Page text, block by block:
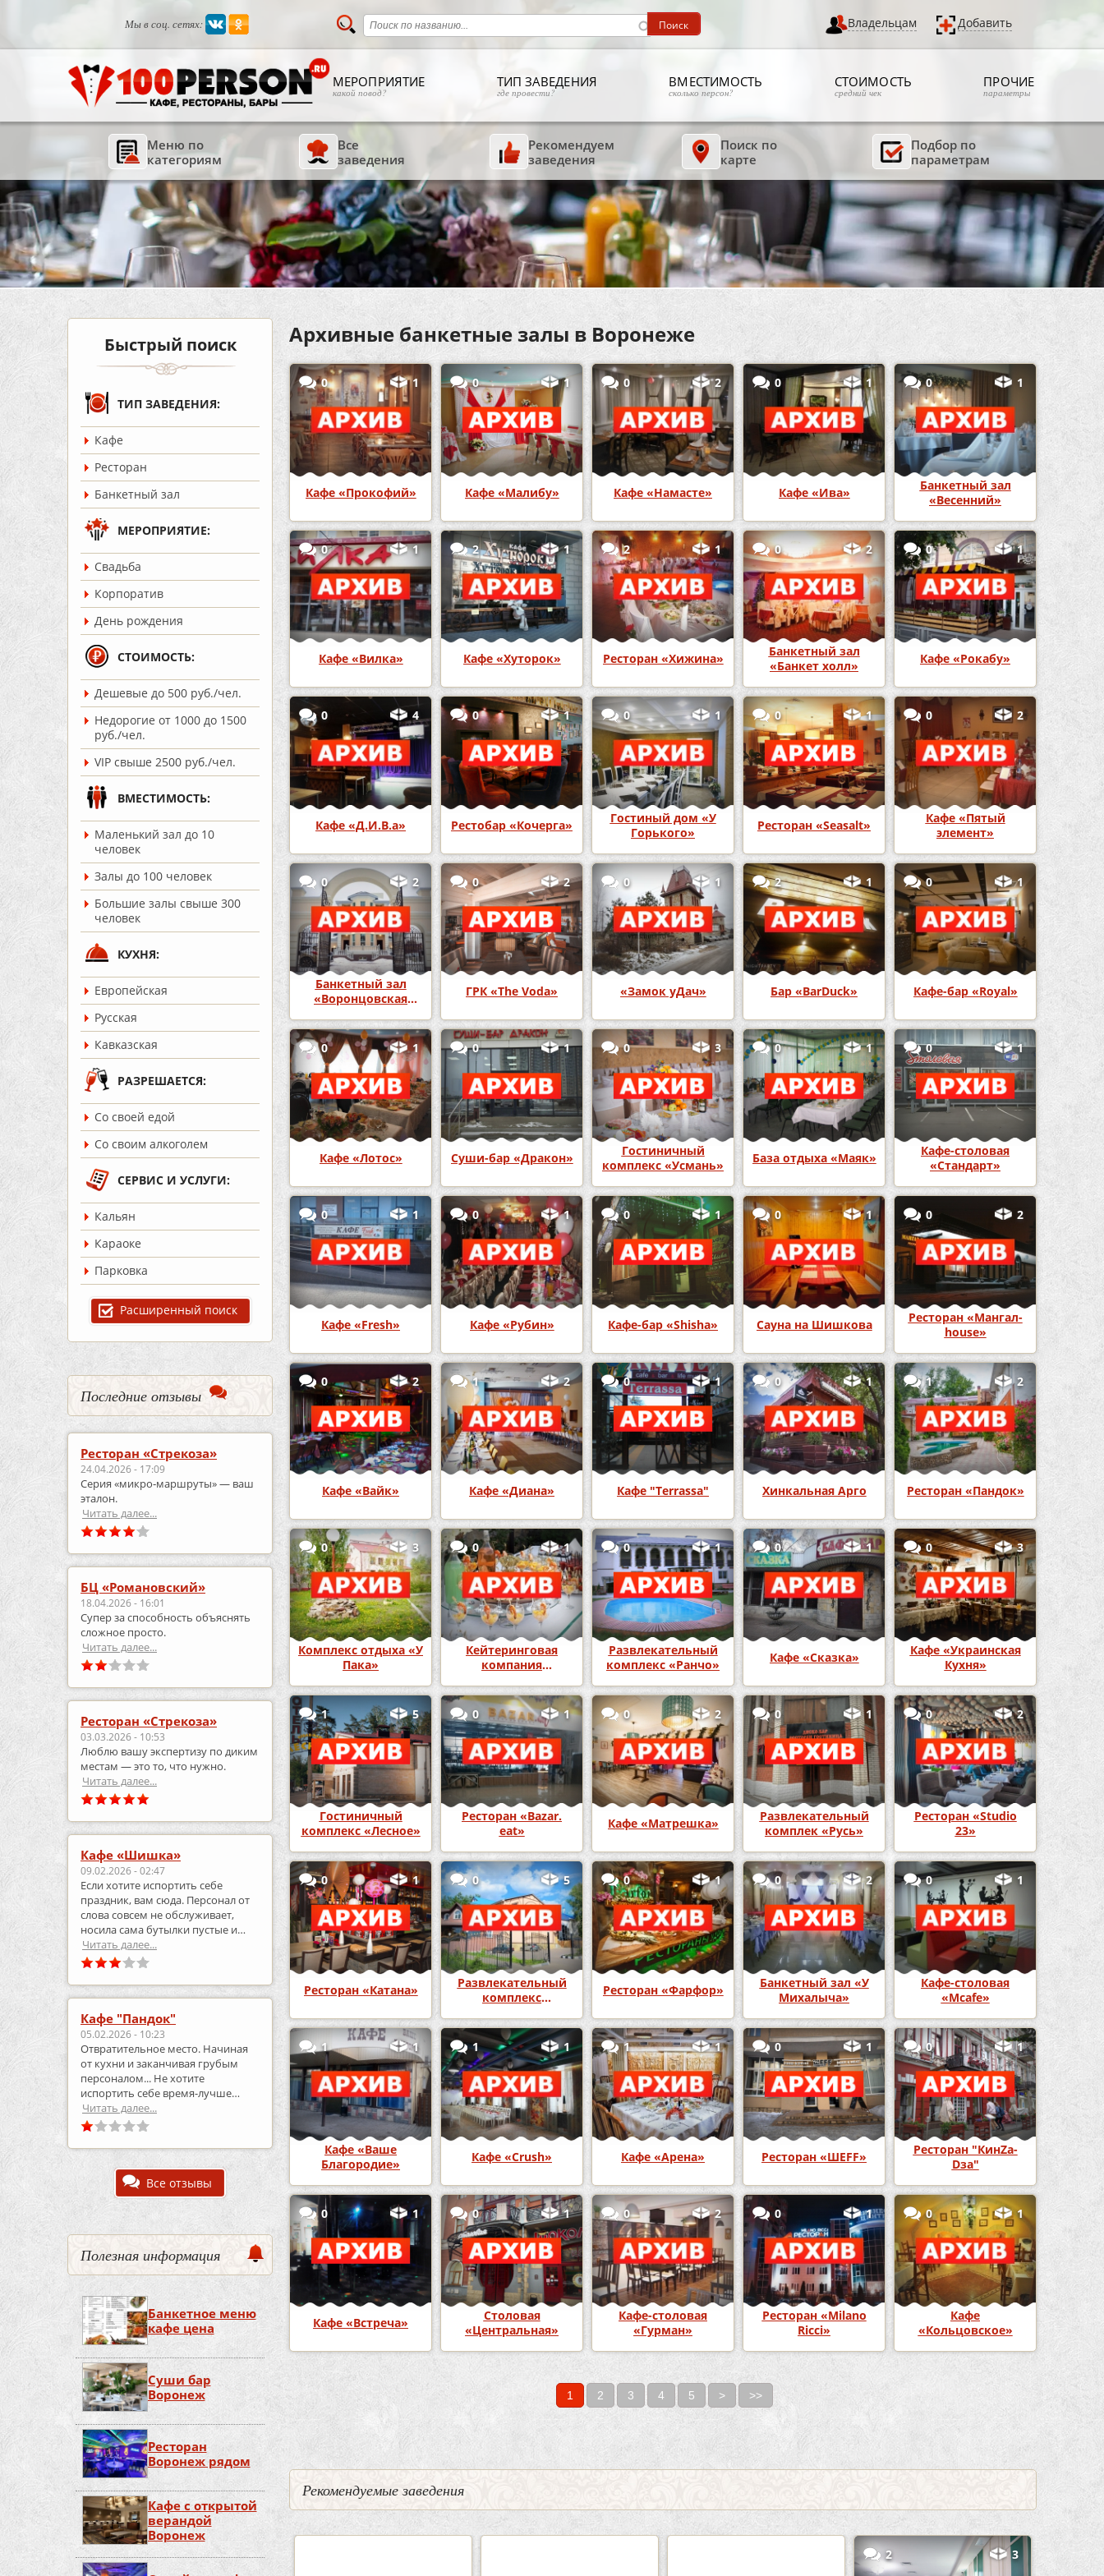
Мы в соц. сетях: Владельцам Добавить
МЕРОПРИЯТИЕ
какой повод?
ТИП ЗАВЕДЕНИЯ
где провести?
ВМЕСТИМОСТЬ
сколько персон?
СТОИМОСТЬ
средний чек
ПРОЧИЕ
параметры
Меню по
категориям
Все
заведения
Рекомендуем
заведения
Поиск по
карте
Подбор по
параметрам
Быстрый поиск
ТИП ЗАВЕДЕНИЯ:
Кафе
Ресторан
Банкетный зал
МЕРОПРИЯТИЕ:
Cвадьба
Корпоратив
День рождения
СТОИМОСТЬ:
Дешевые до 500 руб./чел.
Недорогие от 1000 до 1500
руб./чел.
VIP свыше 2500 руб./чел.
ВМЕСТИМОСТЬ:
Маленький зал до 10
человек
Залы до 100 человек
Большие залы свыше 300
человек
КУХНЯ:
Европейская
Русская
Кавказская
РАЗРЕШАЕТСЯ:
Со своей едой
Со своим алкоголем
СЕРВИС И УСЛУГИ:
Кальян
Караоке
Парковка
Расширенный поиск
Последние отзывы
Ресторан «Стрекоза»
24.04.2026 - 17:09
Серия «микро‑маршруты» — ваш
эталон.
Читать далее...
БЦ «Романовский»
18.04.2026 - 16:01
Супер за способность объяснять
сложное просто.
Читать далее...
Ресторан «Стрекоза»
03.03.2026 - 10:53
Люблю вашу экспертизу по диким
местам — это то, что нужно.
Читать далее...
Кафе «Шишка»
09.02.2026 - 02:47
Если хотите испортить себе
праздник, вам сюда. Персонал от
слова совсем не обслуживает,
носила сама бутылки пустые и
приносила полные.
Читать далее...
Кафе "Пандок"
05.02.2026 - 10:23
Отвратительное место. Начиная
от кухни и заканчивая грубым
персоналом... Не хотите
испортить себе время-лучше
выберите что-то другое..
Читать далее...
Все отзывы
Полезная информация
Банкетное меню
кафе цена
Суши бар
Воронеж
Ресторан
Воронеж рядом
Кафе с открытой
верандой
Воронеж
Архивные банкетные залы в Воронеже
0 1
Кафе «Прокофий»
0 1
Кафе «Малибу»
0 2
Кафе «Намасте»
0 1
Кафе «Ива»
0 1
Банкетный зал
«Весенний»
0 1
Кафе «Вилка»
2 1
Кафе «Хуторок»
2 1
Ресторан «Хижина»
0 2
Банкетный зал
«Банкет холл»
0 1
Кафе «Рокабу»
0 4
Кафе «Д.И.В.а»
0 1
Рестобар «Кочерга»
0 1
Гостиный дом «У
Горького»
0 1
Ресторан «Seasalt»
0 2
Кафе «Пятый
элемент»
0 2
Банкетный зал
«Воронцовская
0 2
ГРК «The Voda»
0 1
«Замок уДач»
2 1
Бар «BarDuck»
0 1
Кафе-бар «Royal»
0 1
Кафе «Лотос»
0 1
Суши-бар «Дракон»
0 3
Гостиничный
комплекс «Усмань»
0 1
База отдыха «Маяк»
0 1
Кафе-столовая
«Стандарт»
0 1
Кафе «Fresh»
0 1
Кафе «Рубин»
0 1
Кафе-бар «Shisha»
0 1
Сауна на Шишкова
0 2
Ресторан «Мангал-
house»
0 2
Кафе «Вайк»
1 2
Кафе «Диана»
0 1
Кафе "Terrassa"
0 1
Хинкальная Арго
1 2
Ресторан «Пандок»
0 3
Комплекс отдыха «У
Пака»
0 1
Кейтеринговая
компания
0 1
Развлекательный
комплекс «Ранчо»
0 1
Кафе «Сказка»
0 3
Кафе «Украинская
Кухня»
1 5
Гостиничный
комплекс «Лесное»
0 1
Ресторан «Bazar.
eat»
0 2
Кафе «Матрешка»
0 1
Развлекательный
комплек «Русь»
0 2
Ресторан «Studio
23»
0 1
Ресторан «Катана»
0 5
Развлекательный
комплекс
0 1
Ресторан «Фарфор»
0 2
Банкетный зал «У
Михалыча»
0 1
Кафе-столовая
«Mcafe»
1 1
Кафе «Ваше
Благородие»
1 1
Кафе «Crush»
1 1
Кафе «Арена»
0 1
Ресторан «ШЕFF»
0 1
Ресторан "КинZа-
Dза"
0 1
Кафе «Встреча»
0 1
Столовая
«Центральная»
0 2
Кафе-столовая
«Гурман»
0 1
Ресторан «Milano
Ricci»
0 1
Кафе
«Кольцовское»
Страницы 1 2 3 4 5 > >>
Рекомендуемые заведения
5 2 2 3